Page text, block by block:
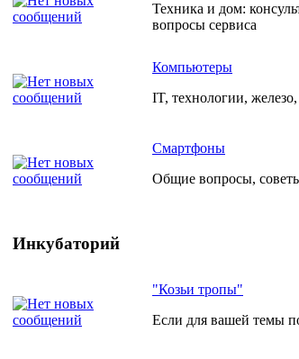
Техника и дом:
вопросы сервиса
Компьютеры
IT, технологии,
Смартфоны
Общие вопросы,
Инкубаторий
"Козьи тропы"
Если для вашей темы